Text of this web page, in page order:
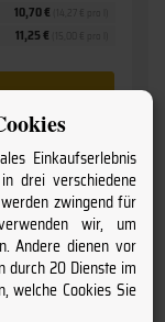
11,25 €
10,70 €
Einkaufserlebnis
drei verschiedene
zwingend für
wir, um
Andere dienen vor
durch 20 Dienste im
welche Cookies Sie